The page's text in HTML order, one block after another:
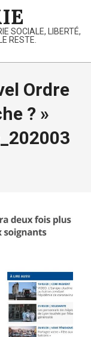
SOCIALE, LIBERTÉ,
RESTE.
Ordre
? »